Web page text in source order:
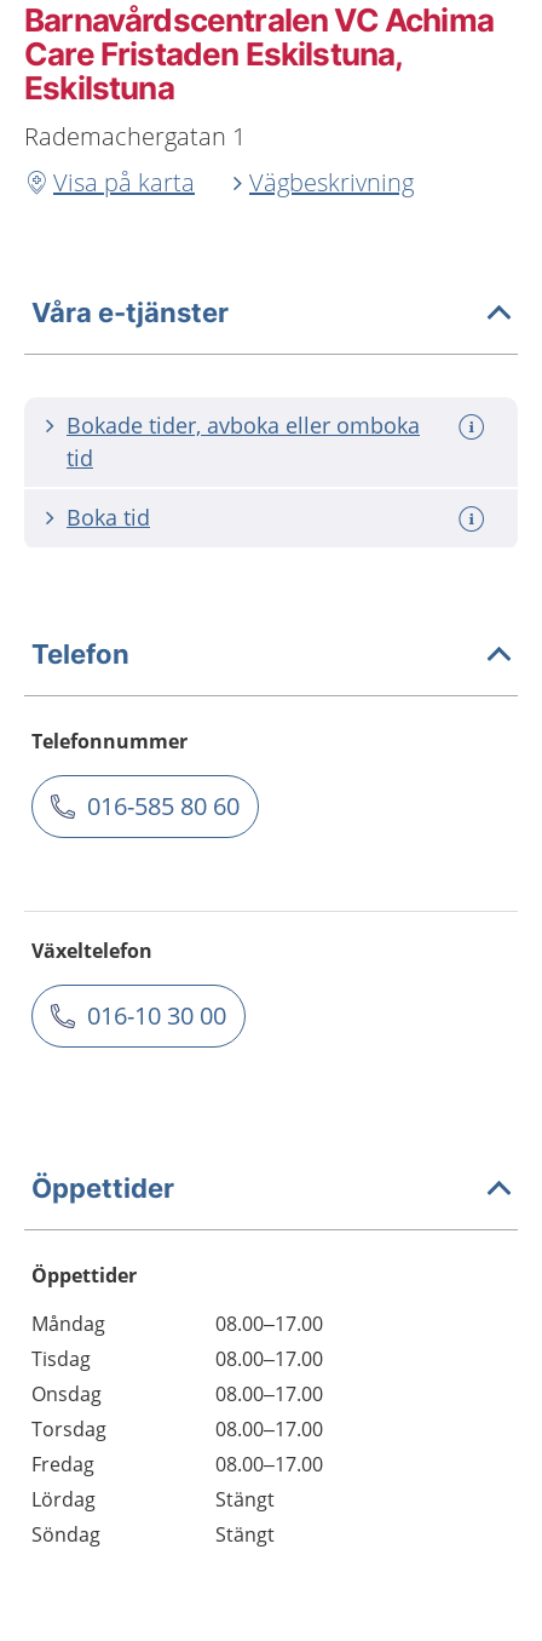
Barnavårdscentralen VC Achima
Care Fristaden Eskilstuna,
Eskilstuna
Rademachergatan 1
Visa på karta
Vägbeskrivning
Våra e-tjänster
Bokade tider, avboka eller omboka
tid
Boka tid
Telefon
Telefonnummer
016-585 80 60
Växeltelefon
016-10 30 00
Öppettider
Öppettider
Dag
Öppettider
Kommentarer
Måndag
08.00–17.00
Tisdag
08.00–17.00
Onsdag
08.00–17.00
Torsdag
08.00–17.00
Fredag
08.00–17.00
Lördag
Stängt
Söndag
Stängt